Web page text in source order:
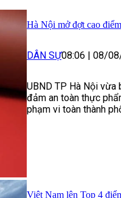
Hà Nội mở đợt cao
DÂN SỰ08:06 08/
UBND TP Hà Nội
đảm an toàn thực
phạm vi toàn thành
Việt Nam lên Top 4